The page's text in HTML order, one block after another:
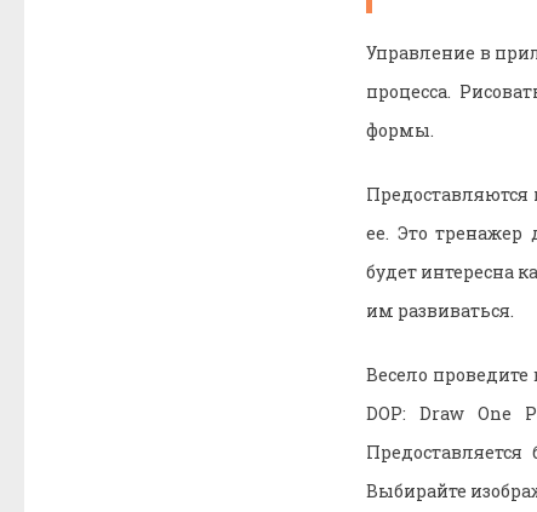
Управление в
процесса.
формы.
ее. Это тренажер
будет интересна
им развиваться.
Весело
DOP: Draw One
Выбирайте